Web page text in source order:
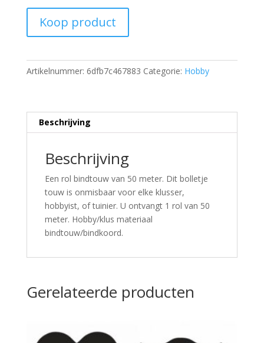
Koop product
Artikelnummer: 6dfb7c467883 Categorie: Hobby
Beschrijving
Beschrijving
Een rol bindtouw van 50 meter. Dit bolletje
touw is onmisbaar voor elke klusser,
hobbyist, of tuinier. U ontvangt 1 rol van 50
meter. Hobby/klus materiaal
bindtouw/bindkoord.
Gerelateerde producten